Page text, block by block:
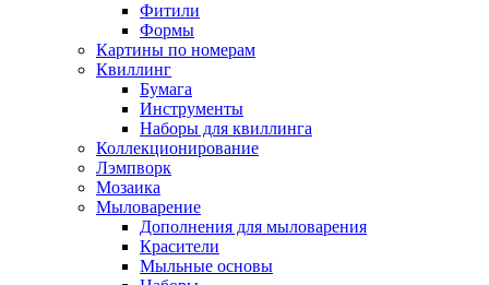
Фитили
Формы
Картины по номерам
Квиллинг
Бумага
Инструменты
Наборы для квиллинга
Коллекционирование
Лэмпворк
Мозаика
Мыловарение
Дополнения для мыловарения
Красители
Мыльные основы